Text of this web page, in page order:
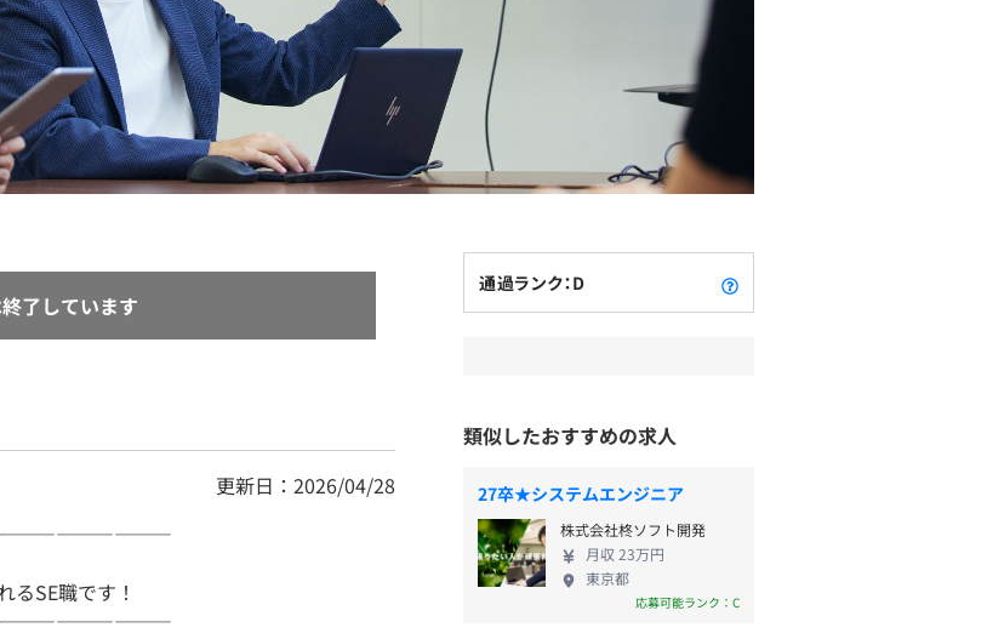
了しています
更新日：2026/04/28
SE職です！
通過ランク：D
類似したおすすめの求人
27卒★システムエンジニア
株式会社柊ソフト開発
月収 23万円
東京都
応募可能ランク：C